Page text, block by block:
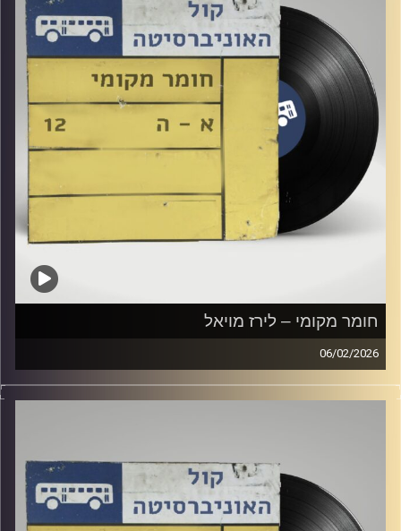
חומר מקומי – לירז מויאל
06/02/2026
שעה של מוזיקה ישראלית עם לירז מויאל